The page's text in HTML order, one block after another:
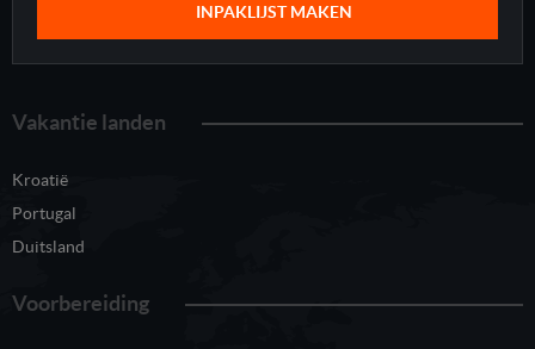
INPAKLIJST MAKEN
Vakantie landen
Kroatië
Portugal
Duitsland
Voorbereiding